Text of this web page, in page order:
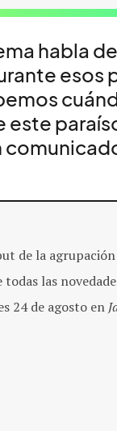
habla
esos
este
de la
las
24 de agosto en